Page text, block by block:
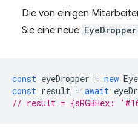
Die von einigen
Sie eine neue
const eyeDropper = new
const result = await
// result = {sRGBHex: